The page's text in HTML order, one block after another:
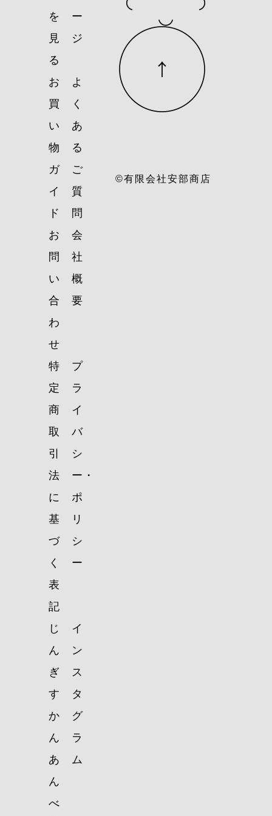
を
見
る
ー
ジ
お
買
い
物
ガ
イ
ド
よ
く
あ
る
ご
質
問
お
問
い
合
わ
せ
会
社
概
要
特
定
商
取
引
法
に
基
づ
く
表
記
プ
ラ
イ
バ
シ
ー・
ポ
リ
シ
ー
じ
ん
ぎ
す
か
ん
あ
ん
べ
イ
ン
ス
タ
グ
ラ
ム
©有限会社安部商店